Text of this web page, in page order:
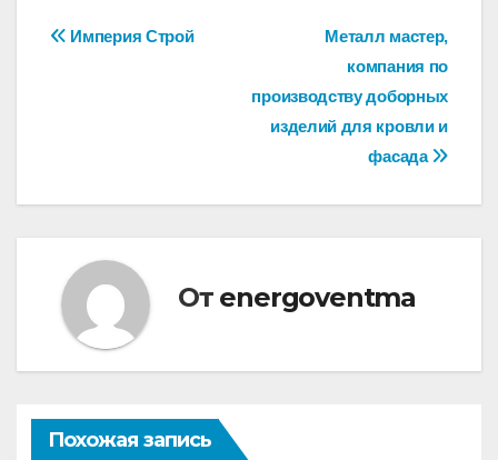
Навигация
Металл мастер,
компания по
производству доборных
изделий для кровли и
фасада
Империя Строй
От energoventma
Похожая запись